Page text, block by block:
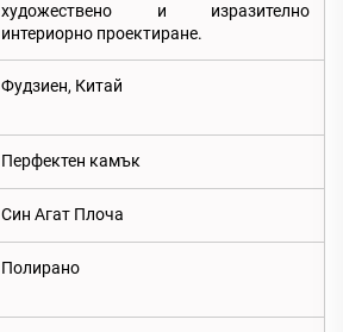
художествено и изразително
интериорно проектиране.
Фудзиен, Китай
Перфектен камък
Син Агат Плоча
Полирано